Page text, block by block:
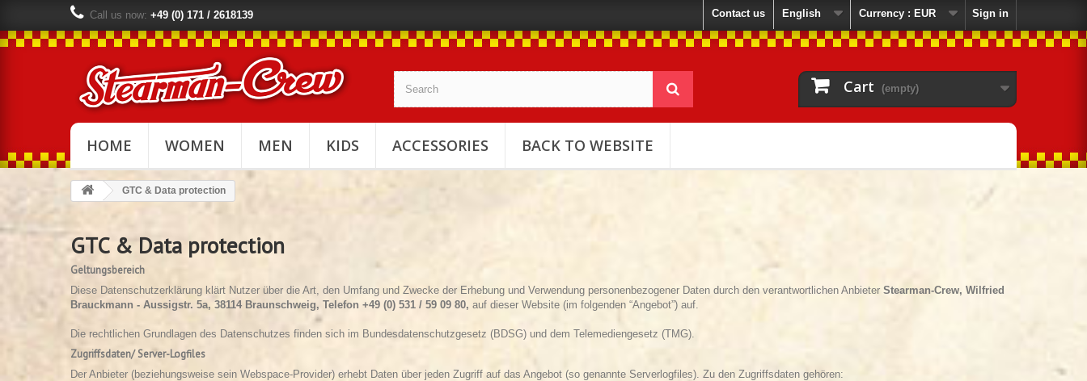
Sign in
Currency : EUR
English
Contact us
Call us now: +49 (0) 171 / 2618139
Cart (empty)
HOME WOMEN MEN KIDS ACCESSORIES BACK TO WEBSITE
GTC & Data protection
GTC & Data protection
Geltungsbereich
Diese Datenschutzerklärung klärt Nutzer über die Art, den Umfang und Zwecke der Erhebung und Verwendung personenbezogener Daten durch den verantwortlichen Anbieter Stearman-Crew, Wilfried
Brauckmann - Aussigstr. 5a, 38114 Braunschweig, Telefon +49 (0) 531 / 59 09 80, auf dieser Website (im folgenden “Angebot”) auf.
Die rechtlichen Grundlagen des Datenschutzes finden sich im Bundesdatenschutzgesetz (BDSG) und dem Telemediengesetz (TMG).
Zugriffsdaten/ Server-Logfiles
Der Anbieter (beziehungsweise sein Webspace-Provider) erhebt Daten über jeden Zugriff auf das Angebot (so genannte Serverlogfiles). Zu den Zugriffsdaten gehören: